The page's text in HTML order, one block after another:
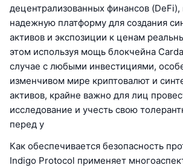
децентрализованных финансов (DeFi),
надежную платформу для создания
активов и экспозиции к ценам
этом используя мощь блокчейна
случае с любыми инвестициями,
изменчивом мире криптовалют и
активов, крайне важно для лиц
исследование и учесть свою
перед у
Как обеспечивается безопасность
Indigo Protocol применяет